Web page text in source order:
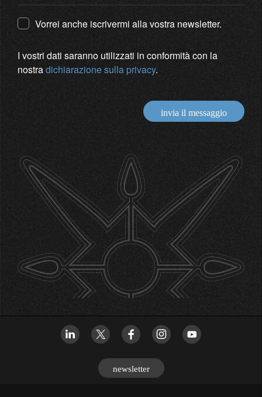
Vorrei anche iscrivermi alla vostra newsletter.
I vostri dati saranno utilizzati in conformità con la
nostradichiarazione sulla privacy.
invia il messaggio
newsletter